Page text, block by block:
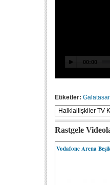
Etiketler:
Rastgele
Vodafone Arena